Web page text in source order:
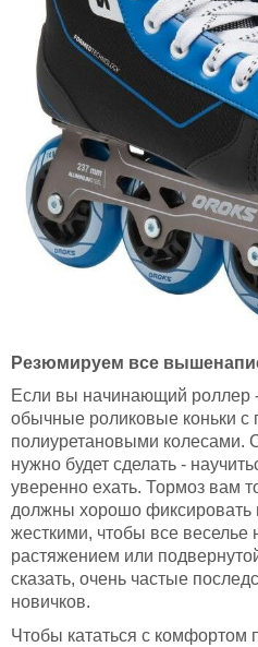
Резюмируем все
Если вы начинающий роллер
обычные роликовые коньки с
полиуретановыми колесами.
нужно будет сделать -
уверенно ехать. Тормоз вам
должны хорошо фиксировать
жесткими, чтобы все веселье
растяжением или
сказать, очень частые
новичков.
Чтобы кататься с комфортом